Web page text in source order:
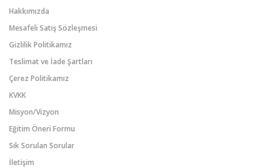
Hakkımızda
Mesafeli Satış Sözleşmesi
Gizlilik Politikamız
Teslimat ve İade Şartları
Çerez Politikamız
KVKK
Misyon/Vizyon
Eğitim Öneri Formu
Sık Sorulan Sorular
İletişim